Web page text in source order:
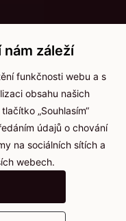
066
nám záleží
funkčnosti webu a s
obsahu našich
„Souhlasím“
údajů o chování
na sociálních sítích a
webech.